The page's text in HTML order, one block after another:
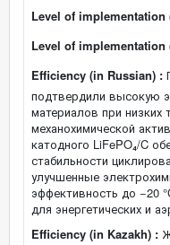
Level of implementation
Level of implementation
Efficiency (in Russian) :
подтвердили высокую
материалов при низких
механохимической
катодного LiFePO₄/C
стабильности
улучшенные
эффективность до −20
для энергетических и
Efficiency (in Kazakh) :